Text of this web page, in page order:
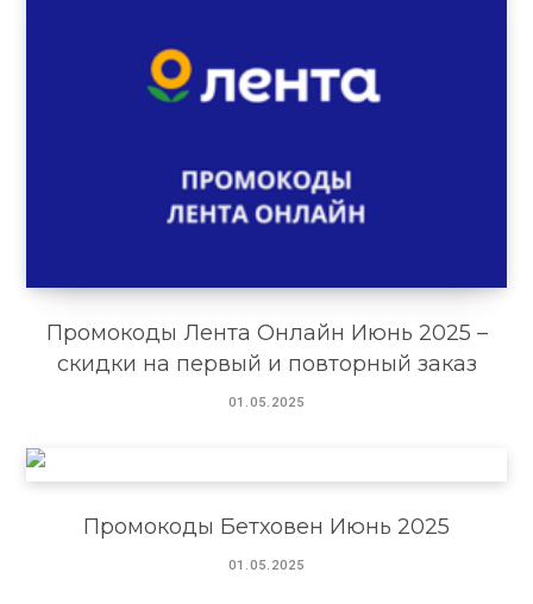
Промокоды Лента Онлайн Июнь 2025 –
скидки на первый и повторный заказ
01.05.2025
Промокоды Бетховен Июнь 2025
01.05.2025